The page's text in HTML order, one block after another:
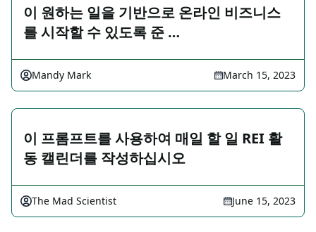
이 원하는 일을 기반으로 온라인 비즈니스
를 시작할 수 있도록 준 …
Mandy Mark March 15, 2023
이 프롬프트를 사용하여 매일 할 일 REI 활
동 캘린더를 작성하십시오
The Mad Scientist June 15, 2023